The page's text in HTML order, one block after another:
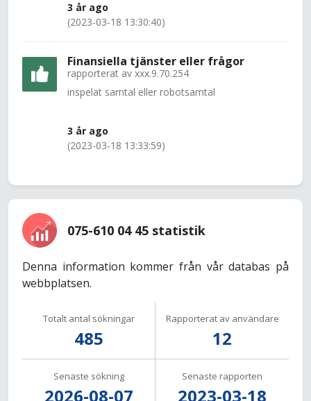
3 år ago
(2023-03-18 13:30:40)
Finansiella tjänster eller frågor
rapporterat av xxx.9.70.254
inspelat samtal eller robotsamtal
3 år ago
(2023-03-18 13:33:59)
075-610 04 45 statistik
Denna information kommer från vår databas på
webbplatsen.
Totalt antal sökningar
485
Rapporterat av användare
12
Senaste sökning
2026-08-07
Senaste rapporten
2023-03-18